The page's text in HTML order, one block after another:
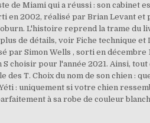
de Miami qui a réussi : son cabinet
en 2002, réalisé par Brian Levant
L'histoire reprend la trame du
de détails, voir Fiche technique
Simon Wells , sorti en décembre
choisir pour l'année 2021. Ainsi,
T. Choix du nom de son chien :
: uniquement si votre chien
à sa robe de couleur